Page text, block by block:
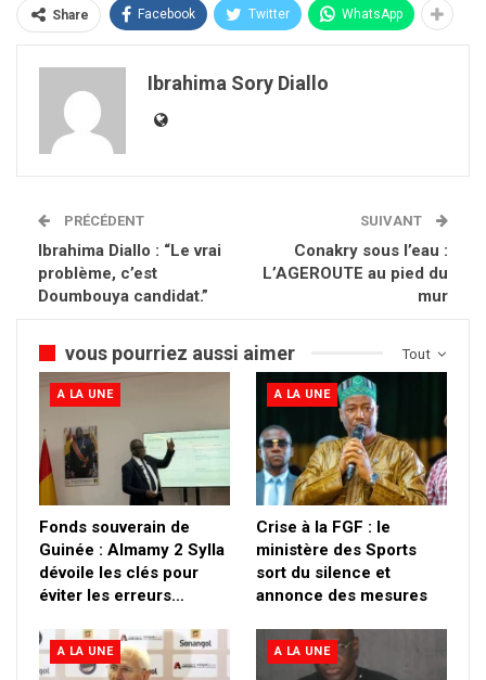
Share Facebook Twitter WhatsApp
Ibrahima Sory Diallo
PRÉCÉDENT
Ibrahima Diallo : “Le vrai
problème, c’est
Doumbouya candidat.”
SUIVANT
Conakry sous l’eau :
L’AGEROUTE au pied du
mur
Tout
vous pourriez aussi aimer
A LA UNE
Fonds souverain de
Guinée : Almamy 2 Sylla
dévoile les clés pour
éviter les erreurs…
A LA UNE
Crise à la FGF : le
ministère des Sports
sort du silence et
annonce des mesures
A LA UNE A LA UNE